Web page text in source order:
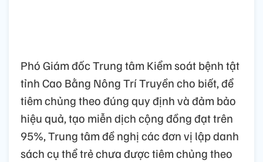
Phó Giám đốc Trung tâm Kiểm soát bệnh tật
tỉnh Cao Bằng Nông Trí Truyền cho biết, để
tiêm chủng theo đúng quy định và đảm bảo
hiệu quả, tạo miễn dịch cộng đồng đạt trên
95%, Trung tâm đề nghị các đơn vị lập danh
sách cụ thể trẻ chưa được tiêm chủng theo